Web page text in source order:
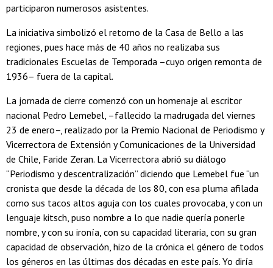
participaron numerosos asistentes.
La iniciativa simbolizó el retorno de la Casa de Bello a las
regiones, pues hace más de 40 años no realizaba sus
tradicionales Escuelas de Temporada –cuyo origen remonta de
1936– fuera de la capital.
La jornada de cierre comenzó con un homenaje al escritor
nacional Pedro Lemebel, –fallecido la madrugada del viernes
23 de enero–, realizado por la Premio Nacional de Periodismo y
Vicerrectora de Extensión y Comunicaciones de la Universidad
de Chile, Faride Zeran. La Vicerrectora abrió su diálogo
“Periodismo y descentralización” diciendo que Lemebel fue “un
cronista que desde la década de los 80, con esa pluma afilada
como sus tacos altos aguja con los cuales provocaba, y con un
lenguaje kitsch, puso nombre a lo que nadie quería ponerle
nombre, y con su ironía, con su capacidad literaria, con su gran
capacidad de observación, hizo de la crónica el género de todos
los géneros en las últimas dos décadas en este país. Yo diría